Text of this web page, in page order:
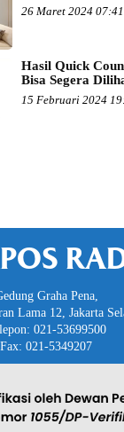
26 Maret 2024
Hasil Quick
Bisa Segera
15 Februari 2024
Graha Pena,
Lama 12, Jakarta
021-53699500
Fax: 021-5349207